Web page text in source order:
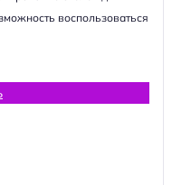
воспользоваться